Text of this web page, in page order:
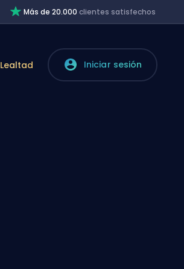
Más de 20.000clientes satisfechos
Lealtad Iniciar sesión